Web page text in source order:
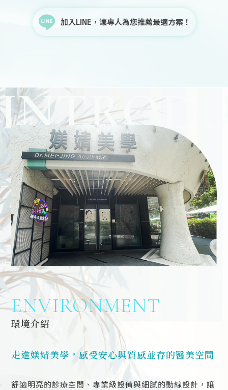
加入LINE，讓專人為您推薦最適方案！
ENVIRONMENT
環境介紹
走進媄婧美學，感受安心與質感並存的醫美空間
舒適明亮的診療空間、專業級設備與細膩的動線設計，讓